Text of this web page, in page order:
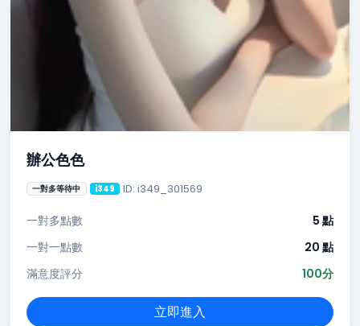
辦公色色
一對多等待中 i349 ID: i349_301569
一對多點數
5 點
一對一點數
20 點
滿意度評分
100分
立即進入